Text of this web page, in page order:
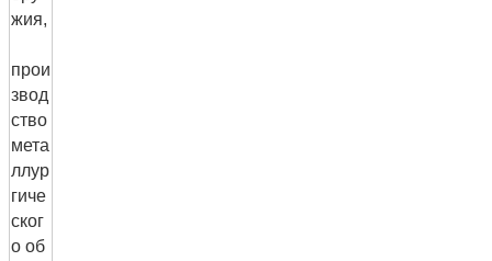
жия,
прои
звод
ство
мета
ллур
гиче
ског
о об